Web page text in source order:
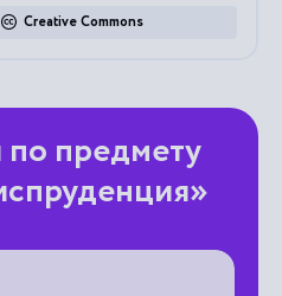
Creative Commons
предмету